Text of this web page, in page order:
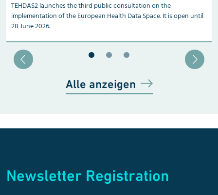
TEHDAS2 launches the third public consultation on the
implementation of the European Health Data Space. It is open until
28 June 2026.
Alle anzeigen
Newsletter Registration